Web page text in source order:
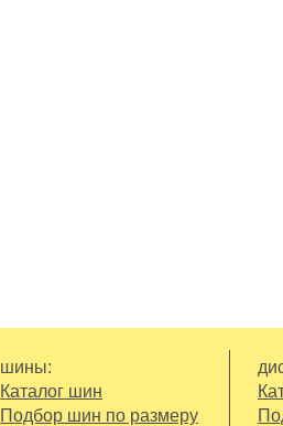
шины:
Каталог шин
Подбор шин по размеру